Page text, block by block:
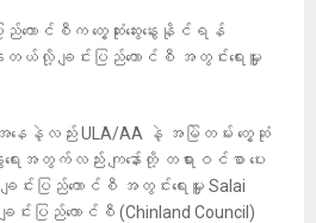
ကောင်စီက တွေ့ဆုံးဆွေးနွေးနိုင်ရန်
းနေတယ်လို့ ချင်းပြည်ကောင်စီ အတွင်းရေးမှူး
အနေနဲ့လည်း ULA/AA နဲ့ အမြဲတမ်း တွေ့ဆုံ
ရေးအတွက်လည်း ကျနော်တို့ တရားဝင်စာ ပေး
င်းပြည်ကောင်စီ အတွင်းရေးမှူး Salai
င်းပြည်ကောင်စီ (Chinland Council)